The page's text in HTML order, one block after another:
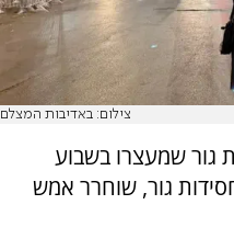
צילום: באדיבות המצלם
גור שמעצרו בשבוע
גור, שוחרר אמש